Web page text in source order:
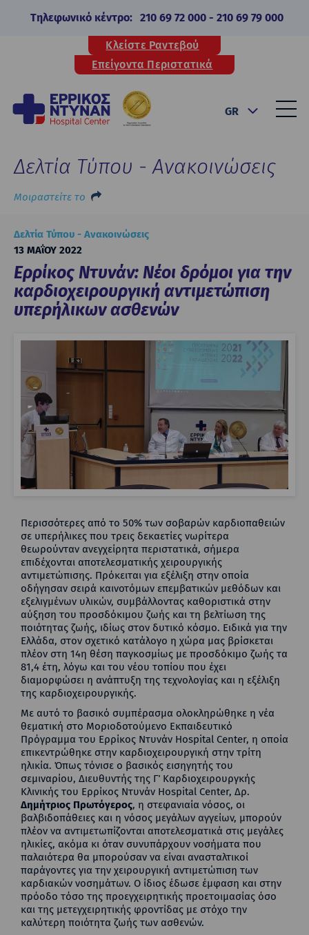
Τηλεφωνικό κέντρο: 210 69 72 000- 210 69 79 000
Κλείστε Ραντεβού
Επείγοντα Περιστατικά
GR
Δελτία Τύπου - Ανακοινώσεις
Μοιραστείτε το
Δελτία Τύπου - Ανακοινώσεις
13 ΜΑΐΟΥ 2022
Ερρίκος Ντυνάν: Νέοι δρόμοι για την
καρδιοχειρουργική αντιμετώπιση
υπερήλικων ασθενών
Περισσότερες από το 50% των σοβαρών καρδιοπαθειών
σε υπερήλικες που τρεις δεκαετίες νωρίτερα
θεωρούνταν ανεγχείρητα περιστατικά, σήμερα
επιδέχονται αποτελεσματικής χειρουργικής
αντιμετώπισης. Πρόκειται για εξέλιξη στην οποία
οδήγησαν σειρά καινοτόμων επεμβατικών μεθόδων και
εξελιγμένων υλικών, συμβάλλοντας καθοριστικά στην
αύξηση του προσδόκιμου ζωής και τη βελτίωση της
ποιότητας ζωής, ιδίως στον δυτικό κόσμο. Ειδικά για την
Ελλάδα, στον σχετικό κατάλογο η χώρα μας βρίσκεται
πλέον στη 14η θέση παγκοσμίως με προσδόκιμο ζωής τα
81,4 έτη, λόγω και του νέου τοπίου που έχει
διαμορφώσει η ανάπτυξη της τεχνολογίας και η εξέλιξη
της καρδιοχειρουργικής.
Με αυτό το βασικό συμπέρασμα ολοκληρώθηκε η νέα
θεματική στο Μοριοδοτούμενο Εκπαιδευτικό
Πρόγραμμα του Ερρίκος Ντυνάν Hospital Center, η οποία
επικεντρώθηκε στην καρδιοχειρουργική στην τρίτη
ηλικία. Όπως τόνισε ο βασικός εισηγητής του
σεμιναρίου, Διευθυντής της Γ΄ Καρδιοχειρουργκής
Κλινικής του Ερρίκος Ντυνάν Hospital Center, Δρ.
Δημήτριος Πρωτόγερος, η στεφανιαία νόσος, οι
βαλβιδοπάθειες και η νόσος μεγάλων αγγείων, μπορούν
πλέον να αντιμετωπίζονται αποτελεσματικά στις μεγάλες
ηλικίες, ακόμα κι όταν συνυπάρχουν νοσήματα που
παλαιότερα θα μπορούσαν να είναι ανασταλτικοί
παράγοντες για την χειρουργική αντιμετώπιση των
καρδιακών νοσημάτων. Ο ίδιος έδωσε έμφαση και στην
πρόοδο τόσο της προεγχειρητικής προετοιμασίας όσο
και της μετεγχειρητικής φροντίδας με στόχο την
καλύτερη ποιότητα ζωής των ασθενών.